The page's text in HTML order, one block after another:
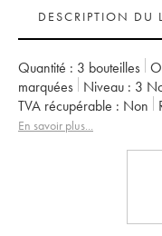
DESCRIPTION DU
Quantité : 3 bouteilles
marquées
Niveau : 3
TVA récupérable :
non
Appellation :
En savoir plus...